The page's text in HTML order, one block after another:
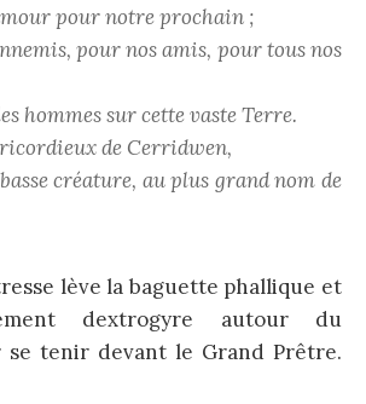
pour notre prochain ;
pour nos amis, pour tous nos
hommes sur cette vaste Terre.
de Cerridwen,
créature, au plus grand nom de
lève la baguette phallique et
dextrogyre autour du
se tenir devant le Grand Prêtre.